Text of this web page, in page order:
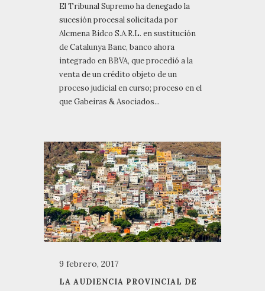
El Tribunal Supremo ha denegado la
sucesión procesal solicitada por
Alcmena Bidco S.A.R.L. en sustitución
de Catalunya Banc, banco ahora
integrado en BBVA, que procedió a la
venta de un crédito objeto de un
proceso judicial en curso; proceso en el
que Gabeiras & Asociados...
9 febrero, 2017
LA AUDIENCIA PROVINCIAL DE